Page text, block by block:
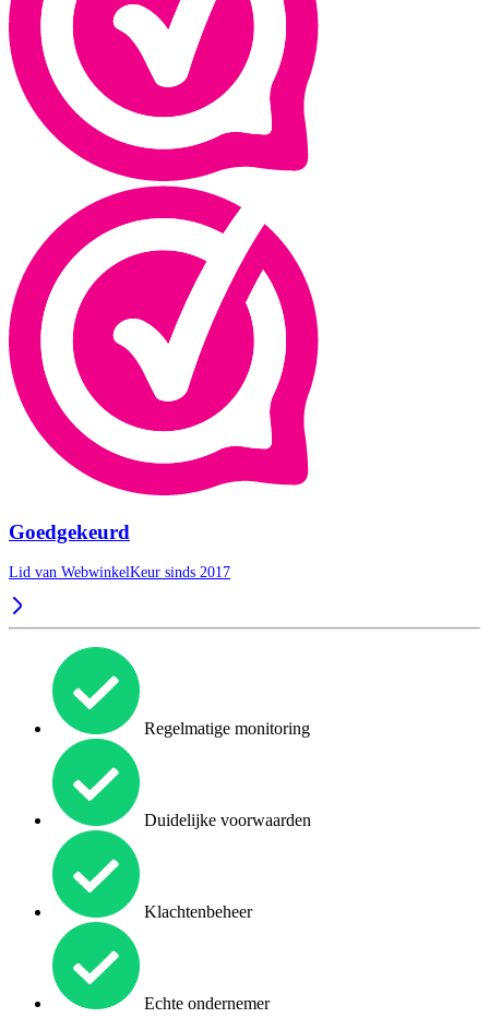
Goedgekeurd
Lid van WebwinkelKeur sinds 2017
Regelmatige monitoring
Duidelijke voorwaarden
Klachtenbeheer
Echte ondernemer